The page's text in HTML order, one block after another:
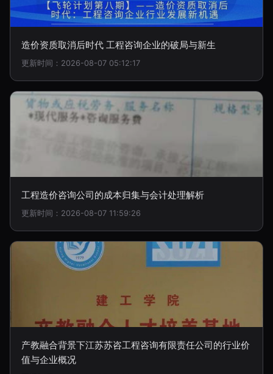
造价资质取消后时代 工程咨询企业的破局与新生
更新时间：2026-08-07 05:12:17
工程造价咨询公司的成本归集与会计处理解析
更新时间：2026-08-07 11:59:26
产教融合背景下江苏苏咨工程咨询有限责任公司的行业价
值与企业概况